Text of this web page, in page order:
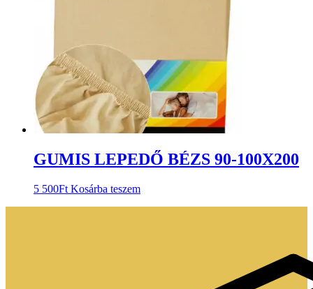
GUMIS LEPEDŐ BÉZS 90-100X200
5 500Ft Kosárba teszem